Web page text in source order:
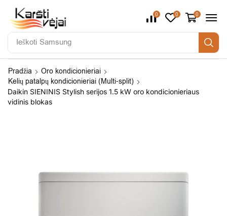
Ieškoti Samsung
0 0 0
Pradžia
Oro kondicionieriai
Kelių patalpų kondicionieriai (Multi-split)
Daikin SIENINIS Stylish serijos 1.5 kW oro kondicionieriaus
vidinis blokas